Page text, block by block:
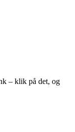
– klik på det, og